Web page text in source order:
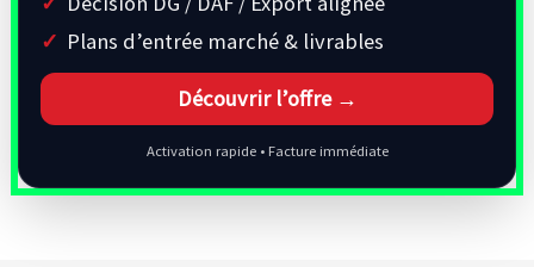
Plans d’entrée marché & livrables
Découvrir l’offre →
Activation rapide • Facture immédiate